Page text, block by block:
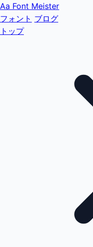
Aa Font Meister
フォント ブログ
トップ